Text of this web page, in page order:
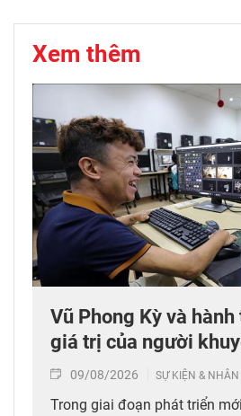
Xem thêm
Vũ Phong Kỳ và
giá trị của người
09/08/2026 SỰ KIỆN & NHÂN
Trong giai đoạn phát triển